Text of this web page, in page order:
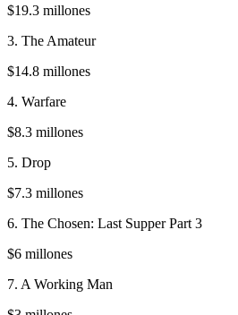
$19.3 millones
3. The Amateur
$14.8 millones
4. Warfare
$8.3 millones
5. Drop
$7.3 millones
6. The Chosen: Last Supper Part 3
$6 millones
7. A Working Man